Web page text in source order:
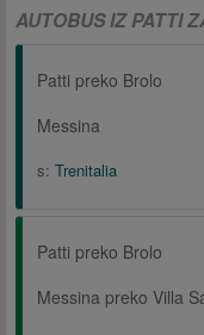
AUTOBUS IZ PATTI
Patti preko Brolo
Messina
s: Trenitalia
Patti preko Brolo
Messina preko Villa